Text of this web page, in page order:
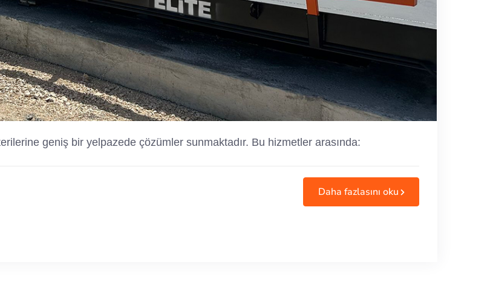
geniş bir yelpazede çözümler sunmaktadır. Bu hizmetler arasında:
Daha fazlasını oku